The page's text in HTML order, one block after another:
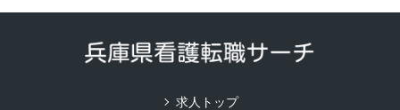
求人トップ